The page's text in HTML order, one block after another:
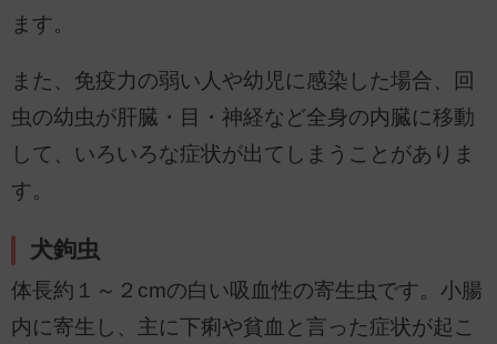
ます。
また、免疫力の弱い人や幼児に感染した場合、回
虫の幼虫が肝臓・目・神経など全身の内臓に移動
して、いろいろな症状が出てしまうことがありま
す。
犬鉤虫
体長約１～２cmの白い吸血性の寄生虫です。小腸
内に寄生し、主に下痢や貧血と言った症状が起こ